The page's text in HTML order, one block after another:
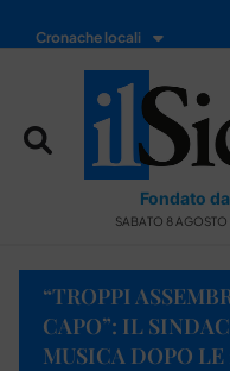
Cronache locali
Fondato
SABATO 8
“TROPPI
CAPO”: IL
MUSICA DOPO LE